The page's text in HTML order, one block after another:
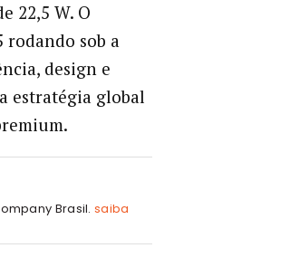
22,5 W. O
rodando sob a
design e
estratégia global
Brasil.saiba